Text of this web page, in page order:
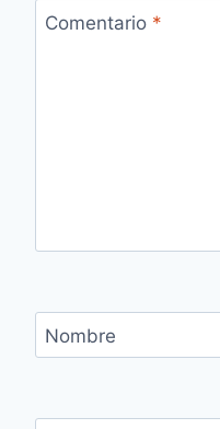
Comentario *
Nombre